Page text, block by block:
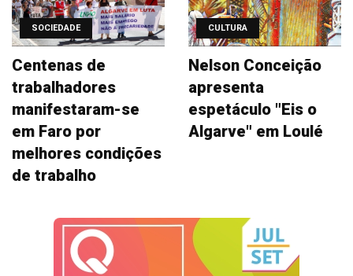
SOCIEDADE
Centenas de
trabalhadores
manifestaram-se
em Faro por
melhores condições
de trabalho
CULTURA
Nelson Conceição
apresenta
espetáculo "Eis o
Algarve" em Loulé